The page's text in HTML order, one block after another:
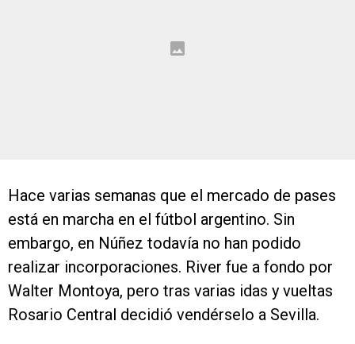
Hace varias semanas que el mercado de pases
está en marcha en el fútbol argentino. Sin
embargo, en Núñez todavía no han podido
realizar incorporaciones. River fue a fondo por
Walter Montoya, pero tras varias idas y vueltas
Rosario Central decidió vendérselo a Sevilla.